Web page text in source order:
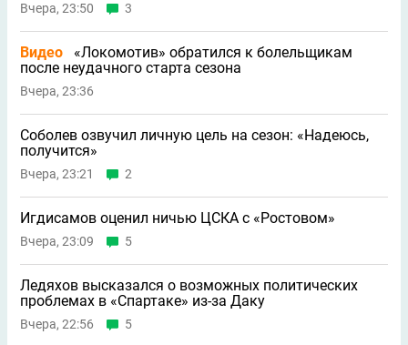
Вчера, 23:50 3
Видео
«Локомотив» обратился к болельщикам
после неудачного старта сезона
Вчера, 23:36
Соболев озвучил личную цель на сезон: «Надеюсь,
получится»
Вчера, 23:21 2
Игдисамов оценил ничью ЦСКА с «Ростовом»
Вчера, 23:09 5
Ледяхов высказался о возможных политических
проблемах в «Спартаке» из-за Даку
Вчера, 22:56 5